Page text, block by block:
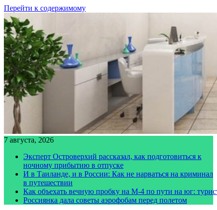
Перейти к содержимому
7 августа, 2026
Эксперт Островерхий рассказал, как подготовиться к
ночному прибытию в отпуске
И в Таиланде, и в России: Как не нарваться на криминал
в путешествии
Как объехать вечную пробку на М-4 по пути на юг:
Россиянка дала советы аэрофобам перед полетом